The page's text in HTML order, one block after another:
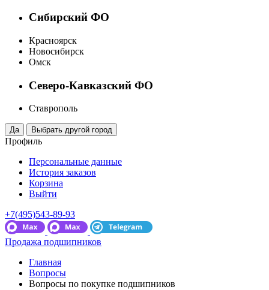
Сибирский ФО
Красноярск
Новосибирск
Омск
Северо-Кавказский ФО
Ставрополь
Профиль
Персональные данные
История заказов
Корзина
Выйти
+7(495)543-89-93
Продажа подшипников
Главная
Вопросы
Вопросы по покупке подшипников